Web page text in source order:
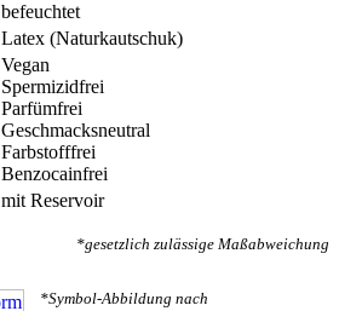
befeuchtet
Latex (Naturkautschuk)
Vegan
Spermizidfrei
Parfümfrei
Geschmacksneutral
Farbstofffrei
Benzocainfrei
mit Reservoir
*gesetzlich zulässige Maßabweichung
*Symbol-Abbildung nach